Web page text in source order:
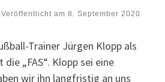
Veröffentlicht am 8. September 2020
Trainer Jürgen Klopp als
„FAS“. Klopp sei eine
wir ihn langfristig an uns